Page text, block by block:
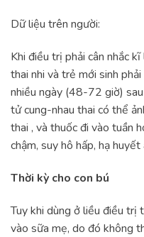
Dữ liệu trên người:
Khi điều trị phải cân nhắc
thai nhi và trẻ mới sinh
nhiều ngày (48-72 giờ)
tử cung-nhau thai có thể
thai , và thuốc đi vào tuần
chậm, suy hô hấp, hạ
Thời kỳ cho con bú
Tuy khi dùng ở liều điều
vào sữa mẹ, do đó không